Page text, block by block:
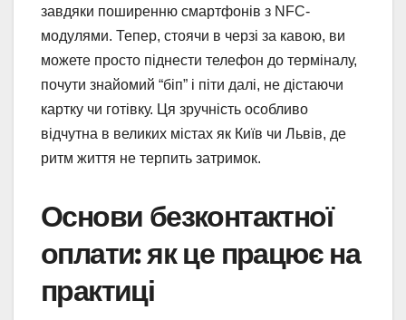
завдяки поширенню смартфонів з NFC-
модулями. Тепер, стоячи в черзі за кавою, ви
можете просто піднести телефон до терміналу,
почути знайомий “біп” і піти далі, не дістаючи
картку чи готівку. Ця зручність особливо
відчутна в великих містах як Київ чи Львів, де
ритм життя не терпить затримок.
Основи безконтактної
оплати: як це працює на
практиці